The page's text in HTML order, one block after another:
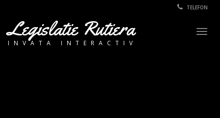
TELEFON
Legislatie Rutiera
INVATA INTERACTIV